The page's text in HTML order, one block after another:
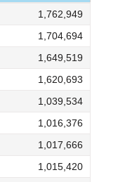
1,762,949
1,704,694
1,649,519
1,620,693
1,039,534
1,016,376
1,017,666
1,015,420